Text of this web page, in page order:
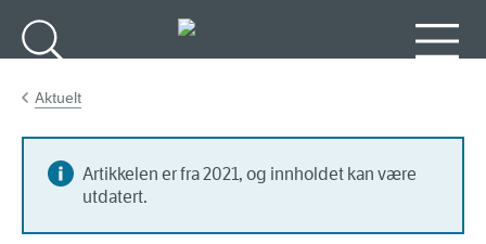
Aktuelt
Artikkelen er fra 2021, og innholdet kan være
utdatert.